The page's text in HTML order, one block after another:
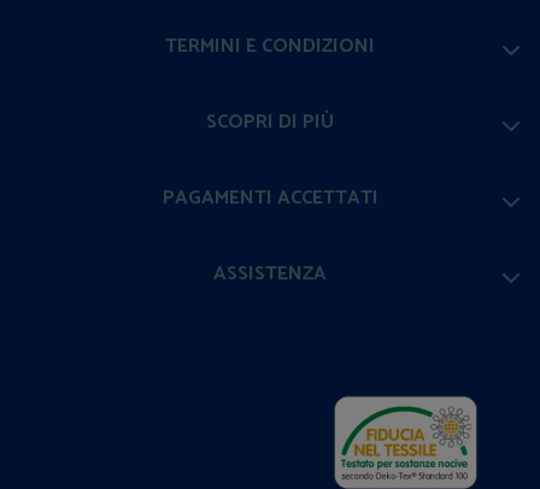
TERMINI E CONDIZIONI
SCOPRI DI PIÙ
PAGAMENTI ACCETTATI
ASSISTENZA